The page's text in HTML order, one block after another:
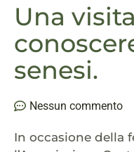
Una
senesi.
Nessun commento
In occasione della